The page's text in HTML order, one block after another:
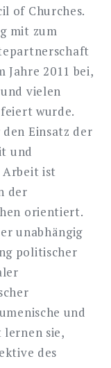
SEARCH
of Churches.
mit zum
Jahre 2011 bei,
vielen
wurde.
Einsatz der
und
Arbeit ist
der
orientiert.
unabhängig
politischer
und
sie,
des